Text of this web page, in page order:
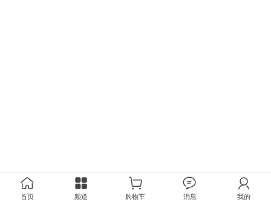
首页 频道 购物车 消息 我的